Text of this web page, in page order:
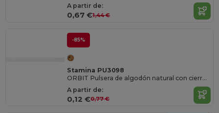
A partir de:
0,67 €1,44 €
-85%
Stamina PU3098
ORBIT Pulsera de algodón natural con cierre de seguridad
A partir de:
0,12 €0,77 €